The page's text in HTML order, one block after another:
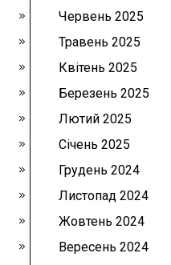
Червень 2025
Травень 2025
Квітень 2025
Березень 2025
Лютий 2025
Січень 2025
Грудень 2024
Листопад 2024
Жовтень 2024
Вересень 2024